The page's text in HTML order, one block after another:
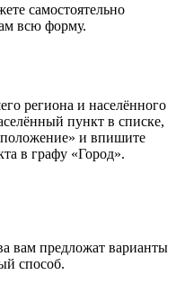
самостоятельно
всю форму.
региона и населённого
пункт в списке,
и впишите
в графу «Город».
вам предложат варианты
способ.